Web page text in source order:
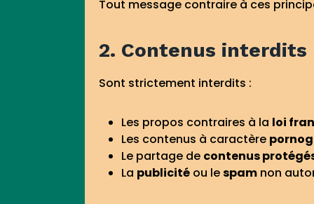
Tout message contraire à ces
2. Contenus interdits
Sont strictement interdits :
Les propos contraires à la loi
Les contenus à caractère
Le partage de contenus
La publicité ou lespam non